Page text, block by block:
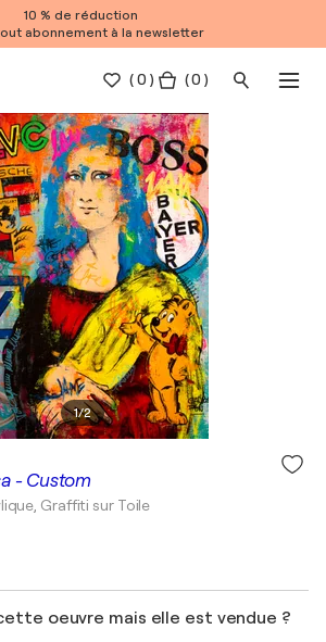
10 % de réduction
abonnement à la newsletter
(0 ) ( 0 )
1/2
- Custom
Graffiti sur Toile
oeuvre mais elle est vendue ?